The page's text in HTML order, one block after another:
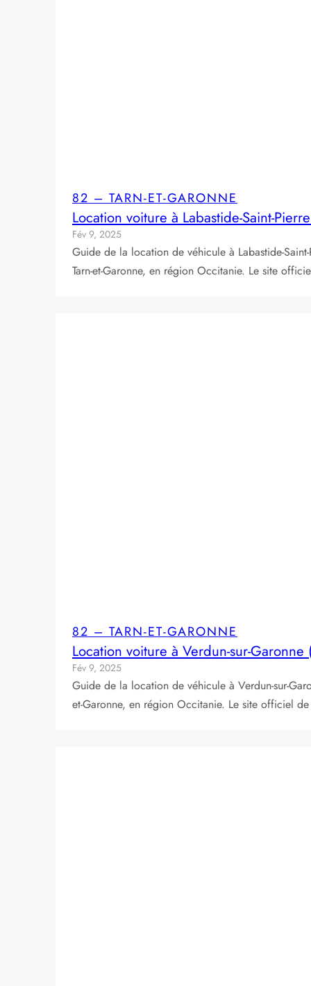
82 – TARN-ET-GARONNE
Location voiture à Labastide-Saint-
Fév 9, 2025
Guide de la location de véhicule à Labastide-
Tarn-et-Garonne, en région Occitanie. Le site
82 – TARN-ET-GARONNE
Location voiture à Verdun-sur-
Fév 9, 2025
Guide de la location de véhicule à Verdun-sur-
et-Garonne, en région Occitanie. Le site officiel